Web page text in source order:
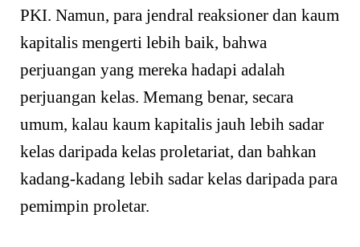
PKI. Namun, para jendral reaksioner dan kaum
kapitalis mengerti lebih baik, bahwa
perjuangan yang mereka hadapi adalah
perjuangan kelas. Memang benar, secara
umum, kalau kaum kapitalis jauh lebih sadar
kelas daripada kelas proletariat, dan bahkan
kadang-kadang lebih sadar kelas daripada para
pemimpin proletar.